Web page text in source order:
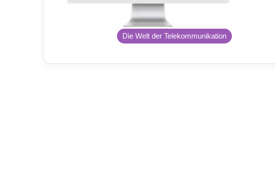
Die Welt der Telekommunikation